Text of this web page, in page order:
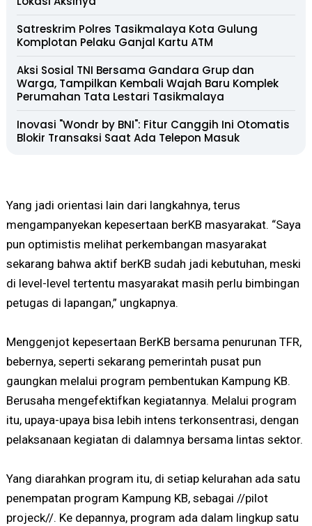
Satreskrim Polres Tasikmalaya Kota Gulung
Komplotan Pelaku Ganjal Kartu ATM
Aksi Sosial TNI Bersama Gandara Grup dan
Warga, Tampilkan Kembali Wajah Baru Komplek
Perumahan Tata Lestari Tasikmalaya
Inovasi "Wondr by BNI": Fitur Canggih Ini Otomatis
Blokir Transaksi Saat Ada Telepon Masuk
Yang jadi orientasi lain dari langkahnya, terus
mengampanyekan kepesertaan berKB masyarakat. “Saya
pun optimistis melihat perkembangan masyarakat
sekarang bahwa aktif berKB sudah jadi kebutuhan, meski
di level-level tertentu masyarakat masih perlu bimbingan
petugas di lapangan,” ungkapnya.
Menggenjot kepesertaan BerKB bersama penurunan TFR,
bebernya, seperti sekarang pemerintah pusat pun
gaungkan melalui program pembentukan Kampung KB.
Berusaha mengefektifkan kegiatannya. Melalui program
itu, upaya-upaya bisa lebih intens terkonsentrasi, dengan
pelaksanaan kegiatan di dalamnya bersama lintas sektor.
Yang diarahkan program itu, di setiap kelurahan ada satu
penempatan program Kampung KB, sebagai //pilot
projeck//. Ke depannya, program ada dalam lingkup satu